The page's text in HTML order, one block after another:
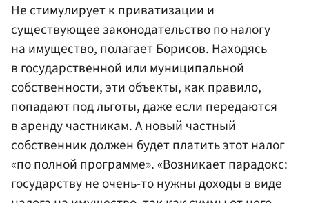
Не стимулирует к приватизации и
существующее законодательство по налогу
на имущество, полагает Борисов. Находясь
в государственной или муниципальной
собственности, эти объекты, как правило,
попадают под льготы, даже если передаются
в аренду частникам. А новый частный
собственник должен будет платить этот налог
«по полной программе». «Возникает парадокс:
государству не очень-то нужны доходы в виде